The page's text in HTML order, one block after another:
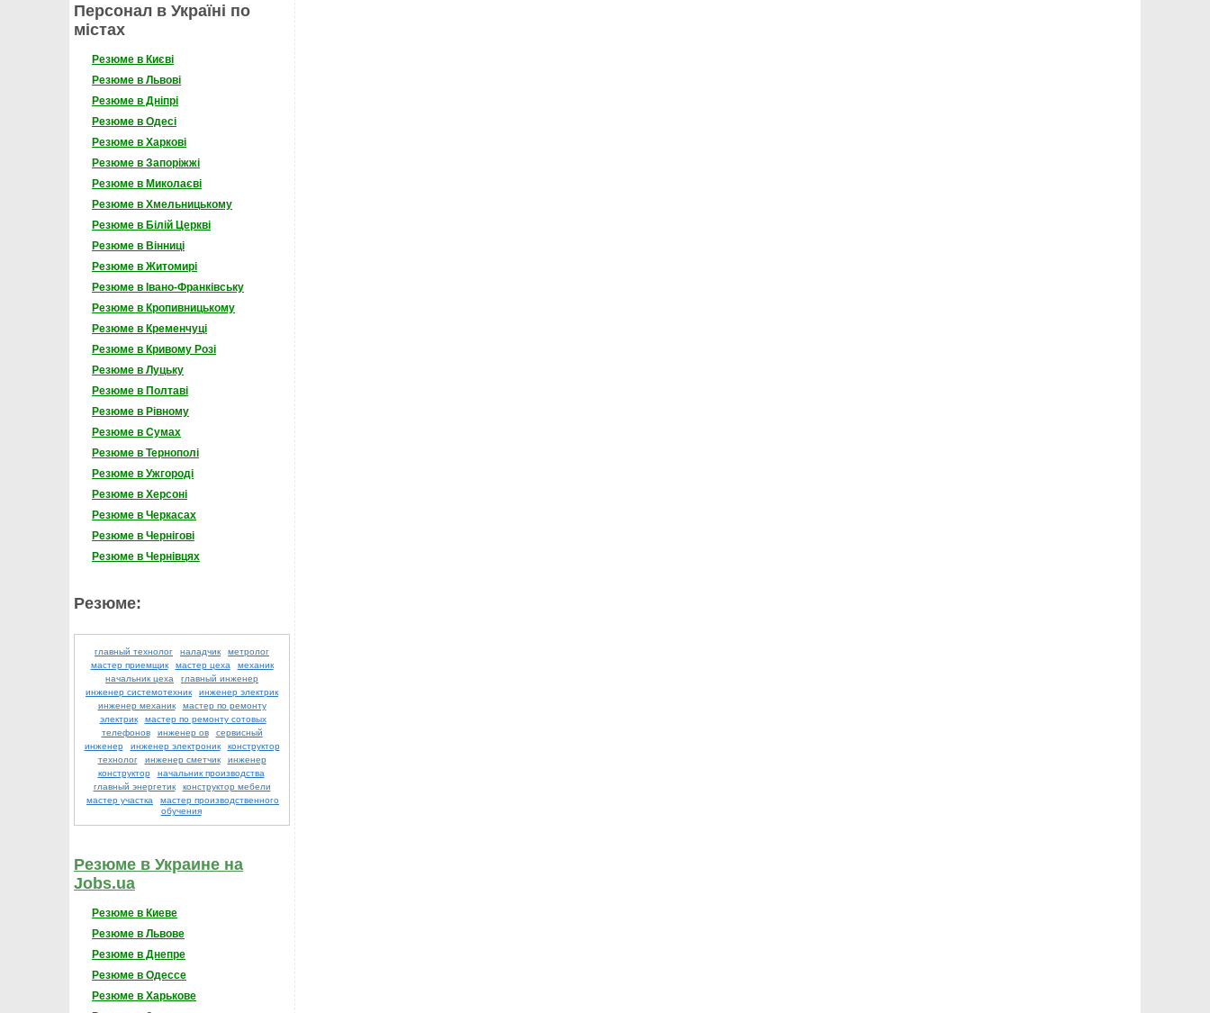
Персонал в Україні по
містах
Резюме в Києві
Резюме в Львові
Резюме в Дніпрі
Резюме в Одесі
Резюме в Харкові
Резюме в Запоріжжі
Резюме в Миколаєві
Резюме в Хмельницькому
Резюме в Білій Церкві
Резюме в Вінниці
Резюме в Житомирі
Резюме в Івано-Франківську
Резюме в Кропивницькому
Резюме в Кременчуці
Резюме в Кривому Розі
Резюме в Луцьку
Резюме в Полтаві
Резюме в Рівному
Резюме в Сумах
Резюме в Тернополі
Резюме в Ужгороді
Резюме в Херсоні
Резюме в Черкасах
Резюме в Чернігові
Резюме в Чернівцях
Резюме:
главный технолог наладчик
метролог
мастер приемщик
мастер цеха
механик
начальник цеха
главный инженер
инженер системотехник
инженер электрик
инженер механик
мастер по ремонту
электрик
мастер по ремонту сотовых
телефонов
инженер ов
сервисный
инженер
инженер электроник
конструктор
технолог
инженер сметчик
инженер
конструктор
начальник производства
главный энергетик
конструктор мебели
мастер участка
мастер производственного
обучения
Резюме в Украине на
Jobs.ua
Резюме в Киеве
Резюме в Львове
Резюме в Днепре
Резюме в Одессе
Резюме в Харькове